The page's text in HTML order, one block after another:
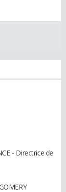
- Directrice de